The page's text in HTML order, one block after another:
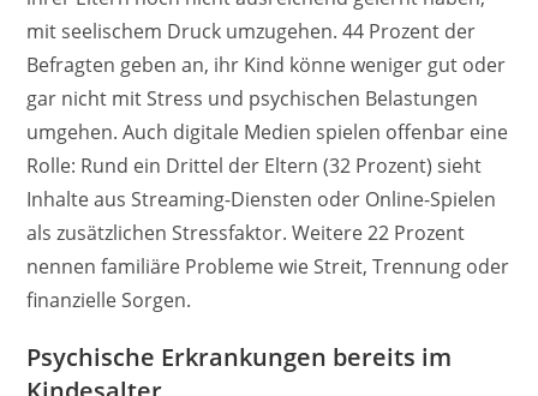
mit seelischem Druck umzugehen. 44 Prozent der
Befragten geben an, ihr Kind könne weniger gut oder
gar nicht mit Stress und psychischen Belastungen
umgehen. Auch digitale Medien spielen offenbar eine
Rolle: Rund ein Drittel der Eltern (32 Prozent) sieht
Inhalte aus Streaming-Diensten oder Online-Spielen
als zusätzlichen Stressfaktor. Weitere 22 Prozent
nennen familiäre Probleme wie Streit, Trennung oder
finanzielle Sorgen.
Psychische Erkrankungen bereits im